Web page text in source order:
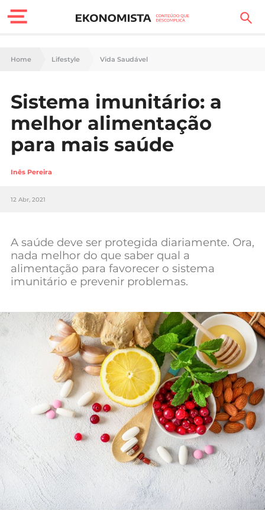
Finanças Pessoais
Carreira
Casa
Lifestyle
Sociedade
Negócios
Mundial 2026
Home Lifestyle Vida Saudável
Sistema imunitário: a
melhor alimentação
para mais saúde
Inês Pereira
12 Abr, 2021
A saúde deve ser protegida diariamente. Ora,
nada melhor do que saber qual a
alimentação para favorecer o sistema
imunitário e prevenir problemas.